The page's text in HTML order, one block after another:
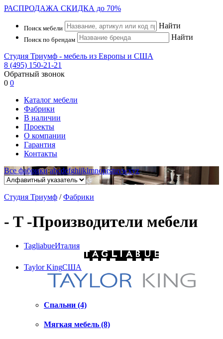
РАСПРОДАЖА СКИДКА до 70%
Поиск мебели Найти
Поиск по брендам Найти
Студия Триумф - мебель из Европы и США
8 (495) 150-21-21
Обратный звонок
0 0
Каталог мебели
Фабрики
В наличии
Проекты
О компании
Гарантия
Контакты
Все фабрики:abcdefghijklmnoprstuvwxyz
Студия Триумф / Фабрики
- T -Производители мебели
TagliabueИталия
Taylor KingСША
Спальни (4)
Мягкая мебель (8)